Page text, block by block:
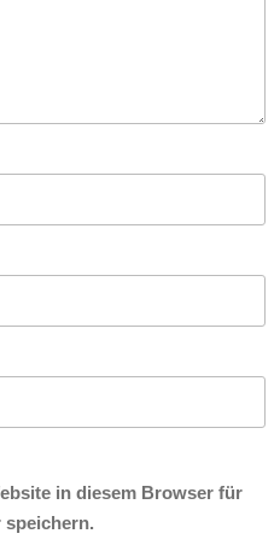
in diesem Browser für
speichern.